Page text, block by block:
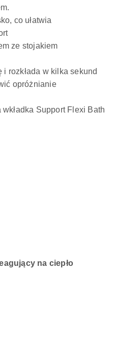
co ułatwia
ze stojakiem
i rozkłada w kilka sekund
opróżnianie
Support Flexi Bath
na ciepło